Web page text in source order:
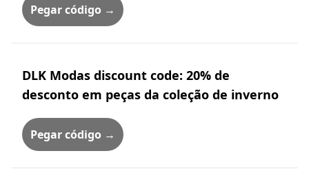
Pegar código →
DLK Modas discount code: 20% de
desconto em peças da coleção de inverno
Pegar código →